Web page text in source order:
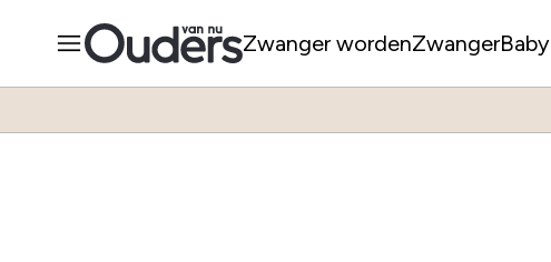
Zwanger wordenZwangerBaby